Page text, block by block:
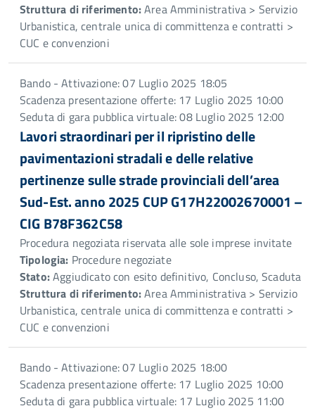
Struttura di riferimento:Area Amministrativa > Servizio
Urbanistica, centrale unica di committenza e contratti >
CUC e convenzioni
Bando - Attivazione: 07 Luglio 2025 18:05
Scadenza presentazione offerte: 17 Luglio 2025 10:00
Seduta di gara pubblica virtuale: 08 Luglio 2025 12:00
Lavori straordinari per il ripristino delle
pavimentazioni stradali e delle relative
pertinenze sulle strade provinciali dell’area
Sud-Est. anno 2025 CUP G17H22002670001 –
CIG B78F362C58
Procedura negoziata riservata alle sole imprese invitate
Tipologia: Procedure negoziate
Stato:Aggiudicato con esito definitivo, Concluso, Scaduta
Struttura di riferimento:Area Amministrativa > Servizio
Urbanistica, centrale unica di committenza e contratti >
CUC e convenzioni
Bando - Attivazione: 07 Luglio 2025 18:00
Scadenza presentazione offerte: 17 Luglio 2025 10:00
Seduta di gara pubblica virtuale: 17 Luglio 2025 11:00